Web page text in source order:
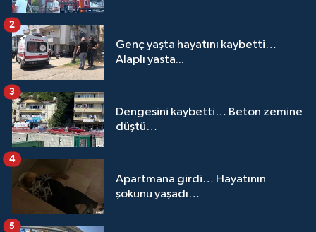
Genç yaşta hayatını kaybetti…
Alaplı yasta...
2
Dengesini kaybetti… Beton zemine
düştü…
3
Apartmana girdi… Hayatının
şokunu yaşadı…
4
5